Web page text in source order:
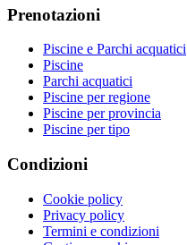
Prenotazioni
Piscine e Parchi acquatici
Piscine
Parchi acquatici
Piscine per regione
Piscine per provincia
Piscine per tipo
Condizioni
Cookie policy
Privacy policy
Termini e condizioni